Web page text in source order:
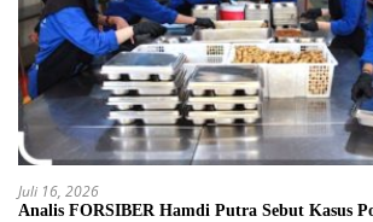
Juli 16, 2026
Analis FORSIBER Hamdi Putra Sebut Kasus